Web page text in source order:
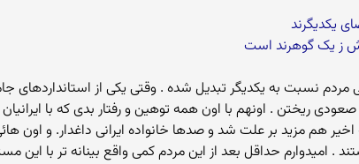
یکدیگرند
ز یک گوهرند است
مردم نسبت به یکدیگر تبدیل شده . وقتی یکی از استانداردهای
ریختن . اونهم با اون همه توهین و رفتار بدی که با ایرانیان
اخیر هم مزید بر علت شد و صدها خانواده ایرانی داغدار. و
. امیدوارم حداقل بعد از این مردم کمی واقع بینانه تر با این